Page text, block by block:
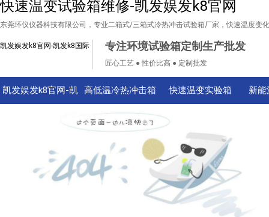
快速温变试验箱维修-凯发娱发k8官网
东莞环仪仪器科技有限公司，专业二箱式/三箱式冷热冲击试验箱厂家，快速温度变
凯发娱发k8官网-凯发k8国际 专注环境试验箱定制生产批发
匠心工艺 ● 性价比高 ● 定制批发
凯发娱发k8官网-凯 高低温冷热冲击箱 快速温变实验箱 新